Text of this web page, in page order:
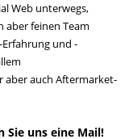
Web unterwegs,
aber feinen Team
und -
auch Aftermarket-
Sie uns eine Mail!